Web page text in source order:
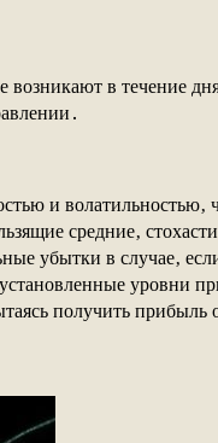
в течение
и волатильностью‚
средние‚
убытки в случае‚
уровни
получить прибыль